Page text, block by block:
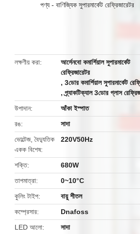
পণ্য- বাণিজ্যিক সুপারমার্কেট রেফ্রিজারেটর
লক্ষণীয় করা
আর্সেনবো কমার্শিয়াল সুপারমার্কেট
রেফ্রিজারেটর
,3ডোর কমার্শিয়াল সুপারমার্কেট
,প্র্যাকটিক্যাল 3ডোর গ্লাস
উপাদান
আঁকা ইস্পাত
রঙ
সাদা
ভোল্টেজ, বৈদ্যুতিক
একক বিশেষ
220V50Hz
শক্তি
680W
তাপমাত্রা
0~10°C
কুলিং টাইপ
বায়ু শীতল
কম্প্রেসার
Dnafoss
LED আলো
সাদা